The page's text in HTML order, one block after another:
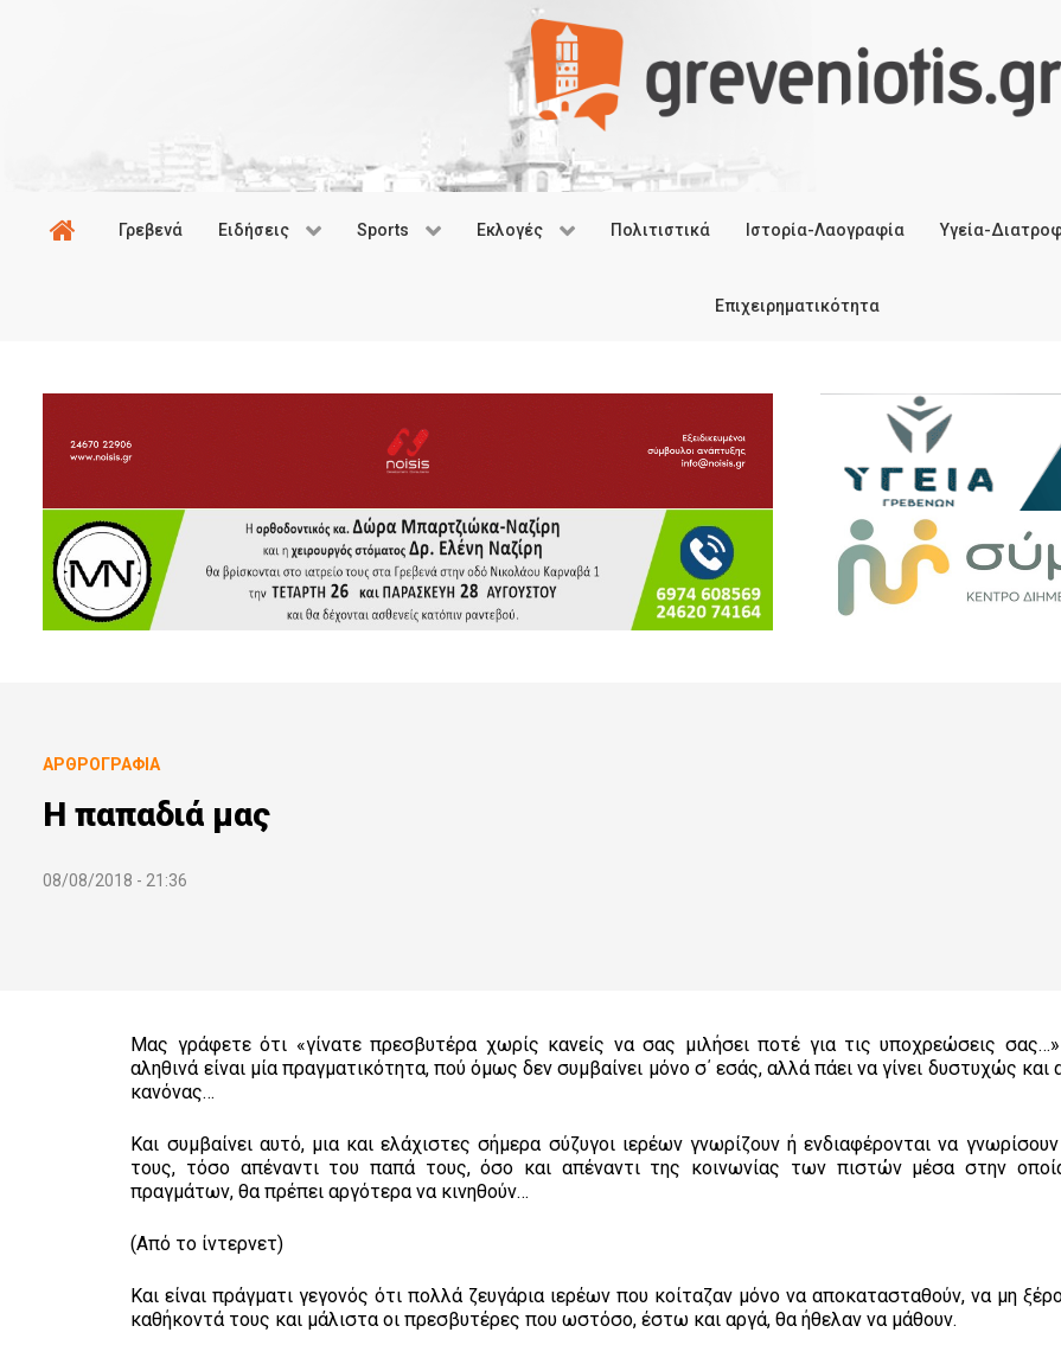
Γρεβενά Ειδήσεις Sports Εκλογές Πολιτιστικά Ιστορία-Λαογραφία Υγεία-
Επιχειρηματικότητα
ΑΡΘΡΟΓΡΑΦΊΑ
Η παπαδιά μας
08/08/2018 - 21:36
Μας γράφετε ότι «γίνατε πρεσβυτέρα χωρίς κανείς να σας μιλήσει ποτέ για τις υποχρεώσεις
αληθινά είναι μία πραγματικότητα, πού όμως δεν συμβαίνει μόνο σ΄ εσάς, αλλά πάει να γίνει δυστυχώς και
κανόνας…
Και συμβαίνει αυτό, μια και ελάχιστες σήμερα σύζυγοι ιερέων γνωρίζουν ή ενδιαφέρονται να
τους, τόσο απέναντι του παπά τους, όσο και απέναντι της κοινωνίας των πιστών μέσα στην
πραγμάτων, θα πρέπει αργότερα να κινηθούν…
(Από το ίντερνετ)
Και είναι πράγματι γεγονός ότι πολλά ζευγάρια ιερέων που κοίταζαν μόνο να αποκατασταθούν, να μη
καθήκοντά τους και μάλιστα οι πρεσβυτέρες που ωστόσο, έστω και αργά, θα ήθελαν να μάθουν.